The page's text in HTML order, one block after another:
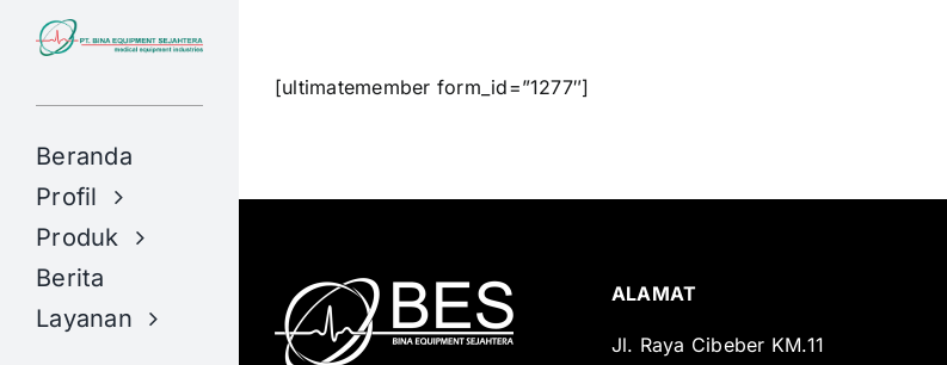
Beranda
Profil
Produk
Berita
Layanan
[ultimatemember form_id=”1277″]
ALAMAT
Jl. Raya Cibeber KM.11